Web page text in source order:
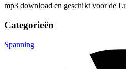
mp3 download en geschikt voor de
Categorieën
Spanning